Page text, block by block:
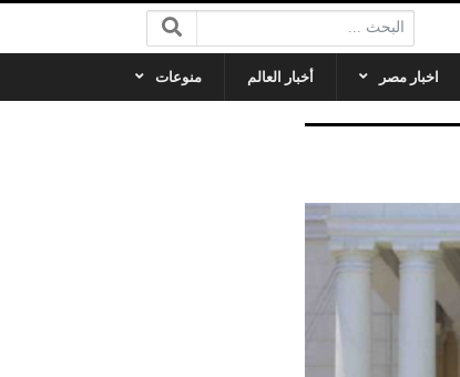
البحث:
اخبار مصر أخبار العالم منوعات